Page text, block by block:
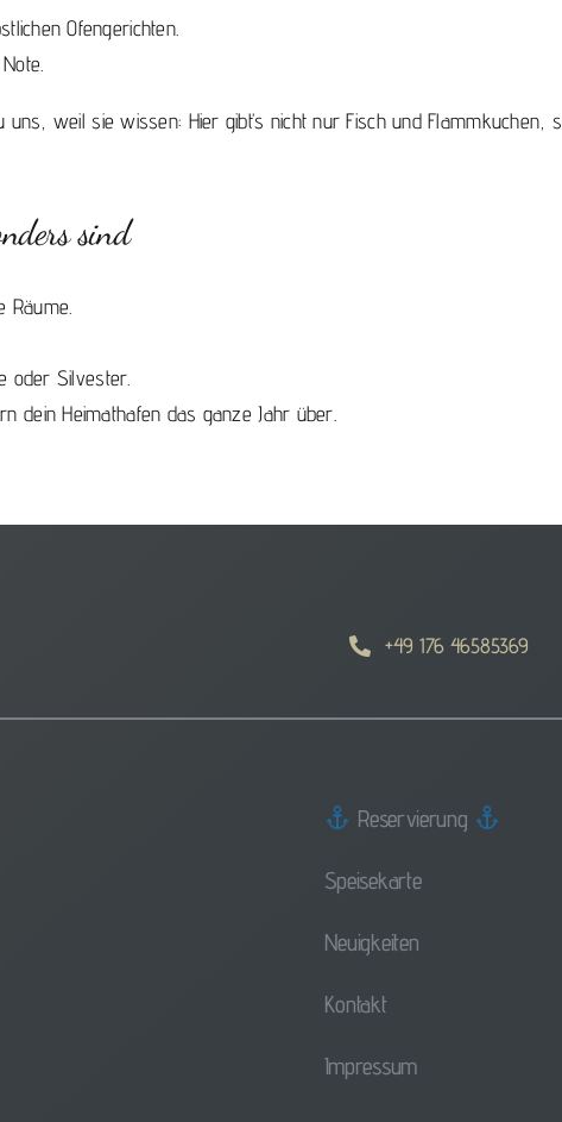
Ofengerichten.
weil sie wissen: Hier gibt’s nicht nur Fisch und Flammkuchen,
sind
oder Silvester.
dein Heimathafen das ganze Jahr über.
+49 176 46585369
Reservierung
Speisekarte
Neuigkeiten
Kontakt
Impressum